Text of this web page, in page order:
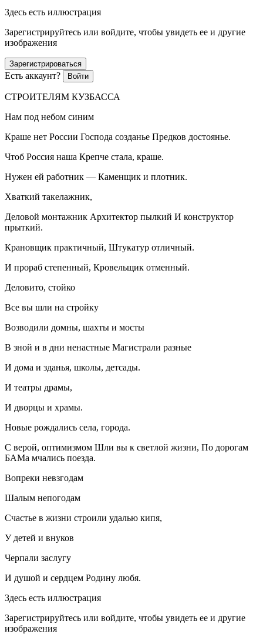
Здесь есть иллюстрация
Зарегистрируйтесь или войдите, чтобы увидеть ее и другие
изображения
Зарегистрироваться
Есть аккаунт? Войти
СТРОИТЕЛЯМ КУЗБАССА
Нам под небом синим
Краше нет России Господа созданье Предков достоянье.
Чтоб Россия наша Крепче стала, краше.
Нужен ей работник — Каменщик и плотник.
Хваткий такелажник,
Деловой монтажник Архитектор пылкий И конструктор
прыткий.
Крановщик практичный, Штукатур отличный.
И прораб степенный, Кровельщик отменный.
Деловито, стойко
Все вы шли на стройку
Возводили домны, шахты и мосты
В зной и в дни ненастные Магистрали разные
И дома и зданья, школы, детсады.
И театры драмы,
И дворцы и храмы.
Новые рождались села, города.
С верой, оптимизмом Шли вы к светлой жизни, По дорогам
БАМа мчались поезда.
Вопреки невзгодам
Шалым непогодам
Счастье в жизни строили удалью кипя,
У детей и внуков
Черпали заслугу
И душой и сердцем Родину любя.
Здесь есть иллюстрация
Зарегистрируйтесь или войдите, чтобы увидеть ее и другие
изображения